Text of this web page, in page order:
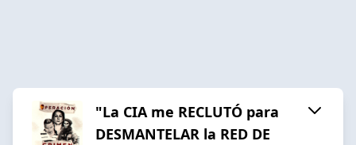
"La CIA me RECLUTÓ para
DESMANTELAR la RED DE